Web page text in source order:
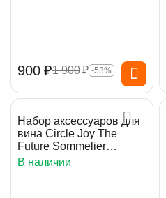
‍900‍ ₽1 900₽ -53%
Набор аксессуаров для
вина Circle Joy The
Future Sommelier
Rechargeable (TFS-005)
В наличии